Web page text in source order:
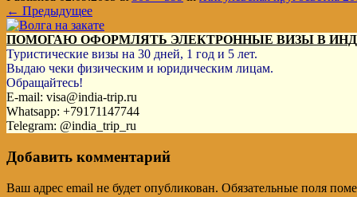
← Предыдущее
ПОМОГАЮ ОФОРМЛЯТЬ ЭЛЕКТРОННЫЕ ВИЗЫ В
Туристические визы на 30 дней, 1 год и 5 лет.
Выдаю чеки физическим и юридическим лицам.
Обращайтесь!
E-mail: visa@india-trip.ru
Whatsapp: +79171147744
Telegram: @india_trip_ru
Добавить комментарий
Ваш адрес email не будет опубликован. Обязательные поля